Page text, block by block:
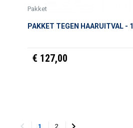
Pakket
PAKKET TEGEN HAARUITVAL - 1
€ 127,00
1 2